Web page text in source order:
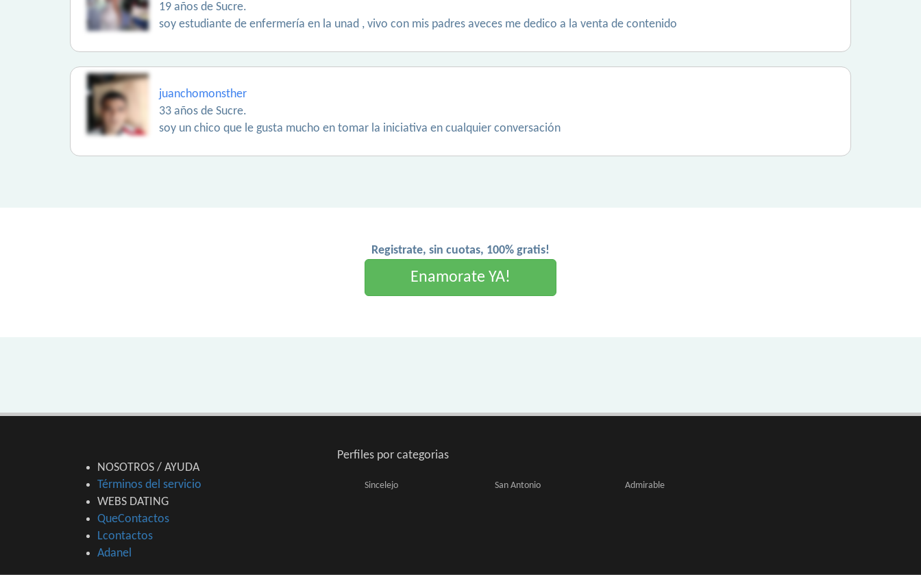
19 años de Sucre.
soy estudiante de enfermería en la unad , vivo con mis padres aveces me dedico a la venta de contenido
juanchomonsther
33 años de Sucre.
soy un chico que le gusta mucho en tomar la iniciativa en cualquier conversación
Registrate, sin cuotas, 100% gratis!
Enamorate YA!
NOSOTROS / AYUDA
Términos del servicio
WEBS DATING
QueContactos
Lcontactos
Adanel
Perfiles por categorias
Sincelejo San Antonio Admirable